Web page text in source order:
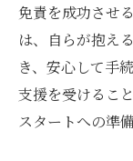
免責を成功させ
は、自らが抱え
き、安心して手
支援を受けるこ
スタートへの準